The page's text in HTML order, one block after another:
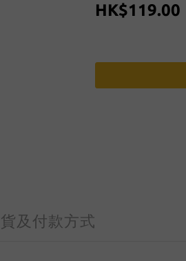
HK$119.00
及付款方式